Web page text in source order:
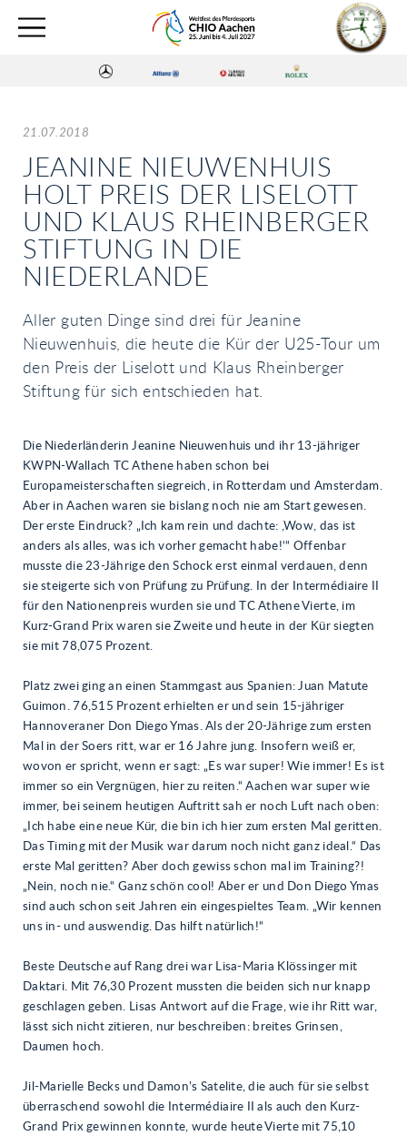
21.07.2018
JEANINE NIEUWENHUIS
HOLT PREIS DER LISELOTT
UND KLAUS RHEINBERGER
STIFTUNG IN DIE
NIEDERLANDE
Aller guten Dinge sind drei für Jeanine
Nieuwenhuis, die heute die Kür der U25-Tour um
den Preis der Liselott und Klaus Rheinberger
Stiftung für sich entschieden hat.
Die Niederländerin Jeanine Nieuwenhuis und ihr 13-jähriger
KWPN-Wallach TC Athene haben schon bei
Europameisterschaften siegreich, in Rotterdam und Amsterdam.
Aber in Aachen waren sie bislang noch nie am Start gewesen.
Der erste Eindruck? „Ich kam rein und dachte: ,Wow, das ist
anders als alles, was ich vorher gemacht habe!‘“ Offenbar
musste die 23-Jährige den Schock erst einmal verdauen, denn
sie steigerte sich von Prüfung zu Prüfung. In der Intermédiaire II
für den Nationenpreis wurden sie und TC Athene Vierte, im
Kurz-Grand Prix waren sie Zweite und heute in der Kür siegten
sie mit 78,075 Prozent.
Platz zwei ging an einen Stammgast aus Spanien: Juan Matute
Guimon. 76,515 Prozent erhielten er und sein 15-jähriger
Hannoveraner Don Diego Ymas. Als der 20-Jährige zum ersten
Mal in der Soers ritt, war er 16 Jahre jung. Insofern weiß er,
wovon er spricht, wenn er sagt: „Es war super! Wie immer! Es ist
immer so ein Vergnügen, hier zu reiten.“ Aachen war super wie
immer, bei seinem heutigen Auftritt sah er noch Luft nach oben:
„Ich habe eine neue Kür, die bin ich hier zum ersten Mal geritten.
Das Timing mit der Musik war darum noch nicht ganz ideal.“ Das
erste Mal geritten? Aber doch gewiss schon mal im Training?!
„Nein, noch nie.“ Ganz schön cool! Aber er und Don Diego Ymas
sind auch schon seit Jahren ein eingespieltes Team. „Wir kennen
uns in- und auswendig. Das hilft natürlich!“
Beste Deutsche auf Rang drei war Lisa-Maria Klössinger mit
Daktari. Mit 76,30 Prozent mussten die beiden sich nur knapp
geschlagen geben. Lisas Antwort auf die Frage, wie ihr Ritt war,
lässt sich nicht zitieren, nur beschreiben: breites Grinsen,
Daumen hoch.
Jil-Marielle Becks und Damon’s Satelite, die auch für sie selbst
überraschend sowohl die Intermédiaire II als auch den Kurz-
Grand Prix gewinnen konnte, wurde heute Vierte mit 75,10